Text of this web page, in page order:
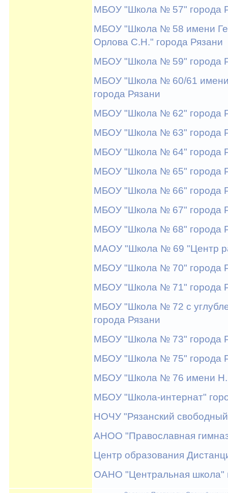
МБОУ "Школа № 57" города
МБОУ "Школа № 58 имени
Орлова С.Н." города Рязани
МБОУ "Школа № 59" города
МБОУ "Школа № 60/61 имени
города Рязани
МБОУ "Школа № 62" города
МБОУ "Школа № 63" города
МБОУ "Школа № 64" города
МБОУ "Школа № 65" города
МБОУ "Школа № 66" города
МБОУ "Школа № 67" города
МБОУ "Школа № 68" города
МАОУ "Школа № 69 "Центр
МБОУ "Школа № 70" города
МБОУ "Школа № 71" города
МБОУ "Школа № 72 с
города Рязани
МБОУ "Школа № 73" города
МБОУ "Школа № 75" города
МБОУ "Школа № 76 имени
МБОУ "Школа-интернат"
НОЧУ "Рязанский
АНОО "Православная
Центр образования
ОАНО "Центральная школа"